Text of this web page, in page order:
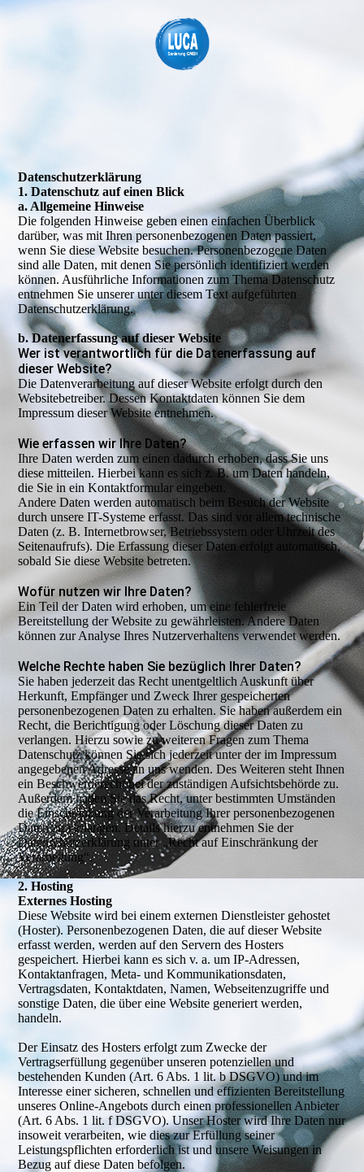
Daten­­schutz­­erklärung
1. Datenschutz auf einen Blick
a. Allgemeine Hinweise
Die folgenden Hinweise geben einen einfachen Überblick
darüber, was mit Ihren personenbezogenen Daten passiert,
wenn Sie diese Website besuchen. Personenbezogene Daten
sind alle Daten, mit denen Sie persönlich identifiziert werden
können. Ausführliche Informationen zum Thema Datenschutz
entnehmen Sie unserer unter diesem Text aufgeführten
Datenschutzerklärung.
b. Datenerfassung auf dieser Website
Wer ist verantwortlich für die Datenerfassung auf
dieser Website?
Die Datenverarbeitung auf dieser Website erfolgt durch den
Websitebetreiber. Dessen Kontaktdaten können Sie dem
Impressum dieser Website entnehmen.
Wie erfassen wir Ihre Daten?
Ihre Daten werden zum einen dadurch erhoben, dass Sie uns
diese mitteilen. Hierbei kann es sich z. B. um Daten handeln,
die Sie in ein Kontaktformular eingeben.
Andere Daten werden automatisch beim Besuch der Website
durch unsere IT-Systeme erfasst. Das sind vor allem technische
Daten (z. B. Internetbrowser, Betriebssystem oder Uhrzeit des
Seitenaufrufs). Die Erfassung dieser Daten erfolgt automatisch,
sobald Sie diese Website betreten.
Wofür nutzen wir Ihre Daten?
Ein Teil der Daten wird erhoben, um eine fehlerfreie
Bereitstellung der Website zu gewährleisten. Andere Daten
können zur Analyse Ihres Nutzerverhaltens verwendet werden.
Welche Rechte haben Sie bezüglich Ihrer Daten?
Sie haben jederzeit das Recht unentgeltlich Auskunft über
Herkunft, Empfänger und Zweck Ihrer gespeicherten
personenbezogenen Daten zu erhalten. Sie haben außerdem ein
Recht, die Berichtigung oder Löschung dieser Daten zu
verlangen. Hierzu sowie zu weiteren Fragen zum Thema
Datenschutz können Sie sich jederzeit unter der im Impressum
angegebenen Adresse an uns wenden. Des Weiteren steht Ihnen
ein Beschwerderecht bei der zuständigen Aufsichtsbehörde zu.
Außerdem haben Sie das Recht, unter bestimmten Umständen
die Einschränkung der Verarbeitung Ihrer personenbezogenen
Daten zu verlangen. Details hierzu entnehmen Sie der
Datenschutzerklärung unter „Recht auf Einschränkung der
Verarbeitung“.
2. Hosting
Externes Hosting
Diese Website wird bei einem externen Dienstleister gehostet
(Hoster). Personenbezogenen Daten, die auf dieser Website
erfasst werden, werden auf den Servern des Hosters
gespeichert. Hierbei kann es sich v. a. um IP-Adressen,
Kontaktanfragen, Meta- und Kommunikationsdaten,
Vertragsdaten, Kontaktdaten, Namen, Webseitenzugriffe und
sonstige Daten, die über eine Website generiert werden,
handeln.
Der Einsatz des Hosters erfolgt zum Zwecke der
Vertragserfüllung gegenüber unseren potenziellen und
bestehenden Kunden (Art. 6 Abs. 1 lit. b DSGVO) und im
Interesse einer sicheren, schnellen und effizienten Bereitstellung
unseres Online-Angebots durch einen professionellen Anbieter
(Art. 6 Abs. 1 lit. f DSGVO). Unser Hoster wird Ihre Daten nur
insoweit verarbeiten, wie dies zur Erfüllung seiner
Leistungspflichten erforderlich ist und unsere Weisungen in
Bezug auf diese Daten befolgen.